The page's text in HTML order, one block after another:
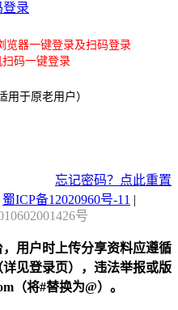
登录
览器一键登录及扫码登录
码一键登录
用于原老用户）
忘记密码？点此重置
蜀ICP备12020960号-11 |
号
用户时上传分享资料应遵循
见登录页），违法举报或版
（将#替换为@）。